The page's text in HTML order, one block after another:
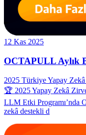
12 Kas 2025
OCTAPULL Aylık
2025 Türkiye Yapay
🏆 2025 Yapay Zekâ
LLM Etki Programı’nda
zekâ destekli d